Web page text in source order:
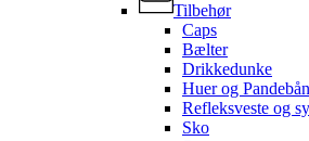
Tilbehør
Caps
Bælter
Drikkedunke
Huer og
Refleksveste og
Sko